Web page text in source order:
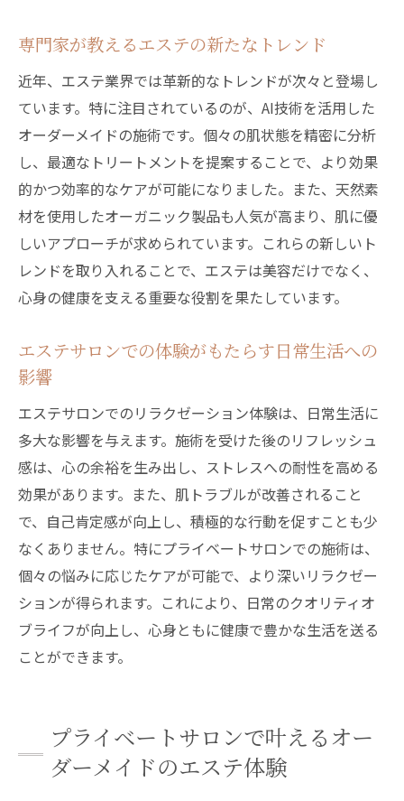
エステで心身ともにリフレッシュするプライベ
ートサロンの魅力
心身の緊張を解きほぐすエステ施術
エステでのリフレッシュ効果に注目
心と肌を癒やすプライベートサロンの利点
エステサロンでのリラクゼーションの実践
日常のストレスをエステでリセットする
エステの魅力を体感するためのヒント
専門家が教えるエステの新たなトレンド
近年、エステ業界では革新的なトレンドが次々と登場し
ています。特に注目されているのが、AI技術を活用した
オーダーメイドの施術です。個々の肌状態を精密に分析
し、最適なトリートメントを提案することで、より効果
的かつ効率的なケアが可能になりました。また、天然素
材を使用したオーガニック製品も人気が高まり、肌に優
しいアプローチが求められています。これらの新しいト
レンドを取り入れることで、エステは美容だけでなく、
心身の健康を支える重要な役割を果たしています。
エステサロンでの体験がもたらす日常生活への
影響
エステサロンでのリラクゼーション体験は、日常生活に
多大な影響を与えます。施術を受けた後のリフレッシュ
感は、心の余裕を生み出し、ストレスへの耐性を高める
効果があります。また、肌トラブルが改善されること
で、自己肯定感が向上し、積極的な行動を促すことも少
なくありません。特にプライベートサロンでの施術は、
個々の悩みに応じたケアが可能で、より深いリラクゼー
ションが得られます。これにより、日常のクオリティオ
ブライフが向上し、心身ともに健康で豊かな生活を送る
ことができます。
プライベートサロンで叶えるオー
ダーメイドのエステ体験